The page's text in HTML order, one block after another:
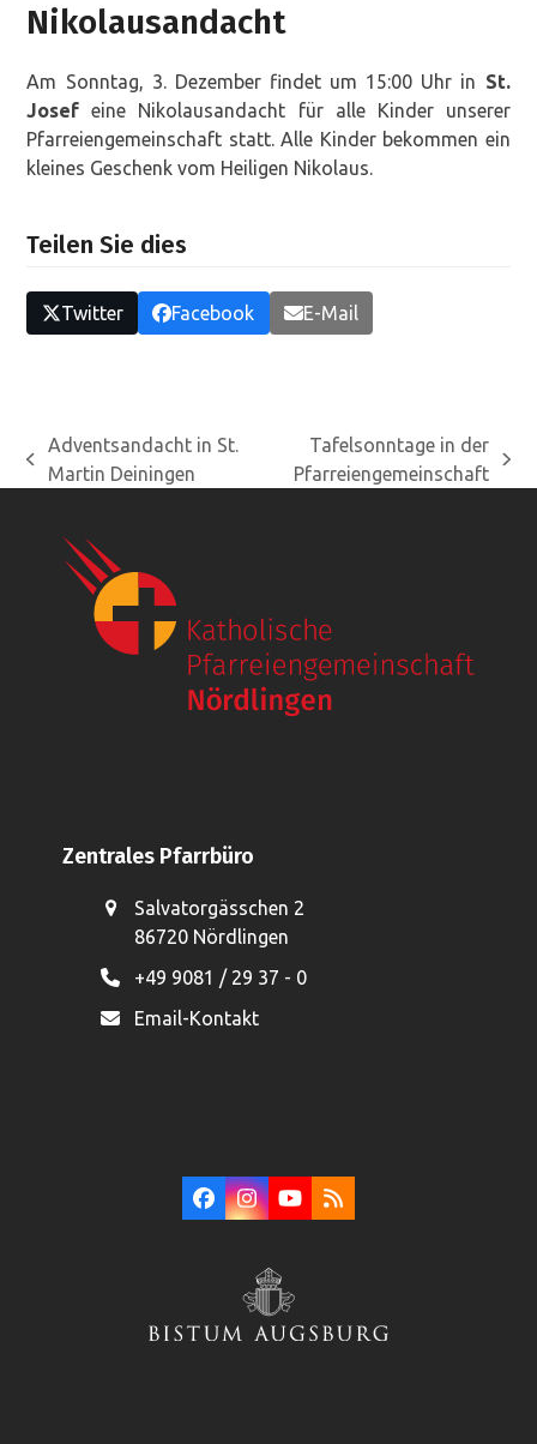
Nikolausandacht
Am Sonntag, 3. Dezember findet um 15:00 Uhr in St.
Josef eine Nikolausandacht für alle Kinder unserer
Pfarreiengemeinschaft statt. Alle Kinder bekommen ein
kleines Geschenk vom Heiligen Nikolaus.
Teilen Sie dies
Twitter Facebook E-Mail
vorheriger
Adventsandacht in St.
Martin Deiningen
Nächster
Tafelsonntage in der
Pfarreiengemeinschaft
Zentrales Pfarrbüro
Salvatorgässchen 2
86720 Nördlingen
+49 9081 / 29 37 - 0
Email-Kontakt
Facebook
Instagram
YouTube
RSS